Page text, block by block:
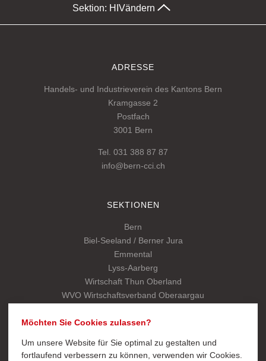
Sektion: HIVändern
Möchten Sie Cookies zulassen?
Um unsere Website für Sie optimal zu gestalten und
fortlaufend verbessern zu können, verwenden wir Cookies.
ADRESSE
Handels- und Industrieverein des Kantons Bern
Kramgasse 2
Postfach
3001 Bern
Tel. 031 388 87 87
info@bern-cci.ch
SEKTIONEN
Bern
Biel-Seeland / Berner Jura
Emmental
Lyss-Aarberg
Wirtschaft Thun Oberland
WVO Wirtschaftsverband Oberaargau
SCHNELLZUGRIFF